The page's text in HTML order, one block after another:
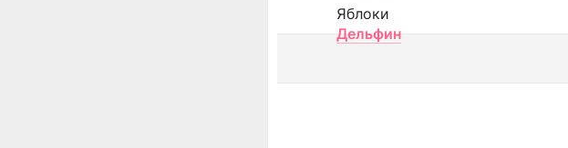
Яблоки
Дельфин